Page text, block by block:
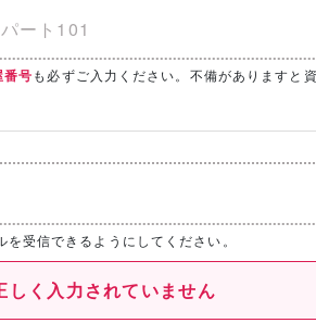
号も必ずご入力ください。不備がありますと
受信できるようにしてください。
しく入力されていません